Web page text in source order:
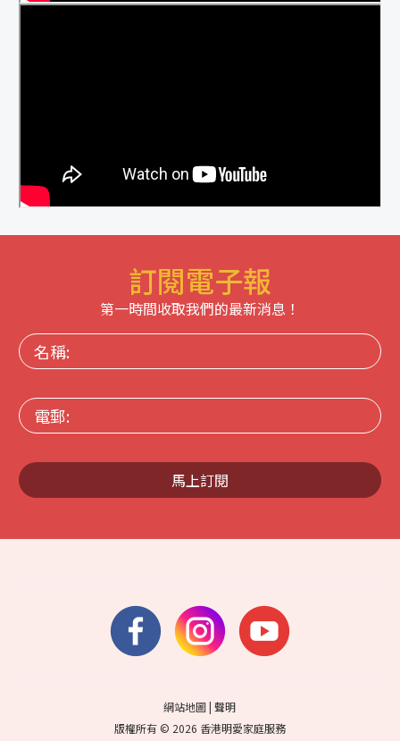
訂閱電子報
第一時間收取我們的最新消息！
名
稱:
電
郵:
馬上訂閱
網站地圖|聲明
版權所有 © 2026 香港明愛家庭服務